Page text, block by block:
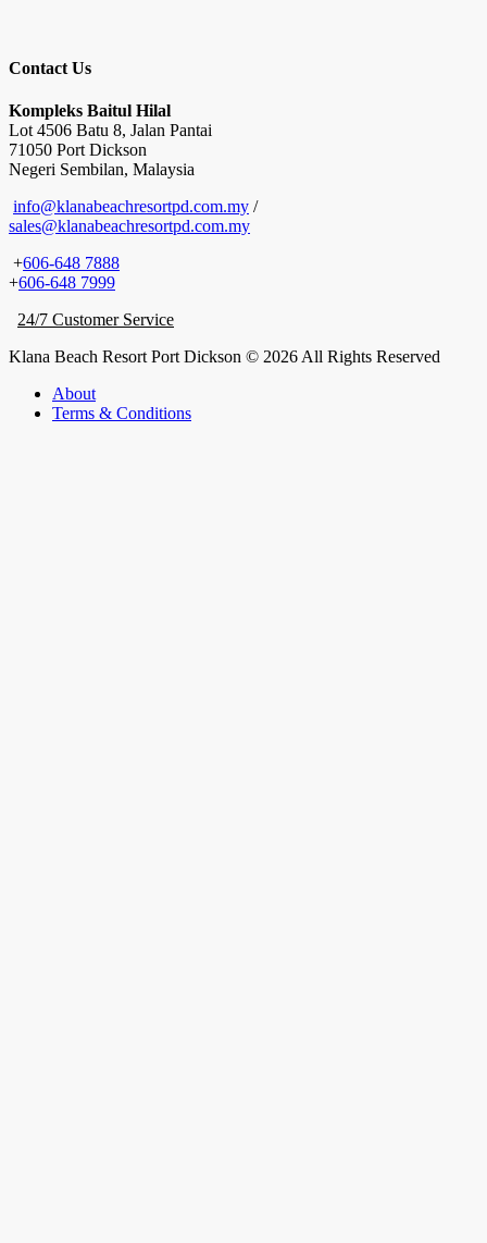
Contact Us
Kompleks Baitul Hilal
Lot 4506 Batu 8, Jalan Pantai
71050 Port Dickson
Negeri Sembilan, Malaysia
info@klanabeachresortpd.com.my /
sales@klanabeachresortpd.com.my
+606-648 7888
+606-648 7999
24/7 Customer Service
Klana Beach Resort Port Dickson © 2026 All Rights Reserved
About
Terms & Conditions